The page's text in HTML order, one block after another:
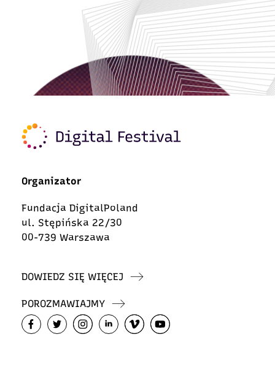
Organizator
Fundacja DigitalPoland
ul. Stępińska 22/30
00-739 Warszawa
DOWIEDZ SIĘ WIĘCEJ
POROZMAWIAJMY